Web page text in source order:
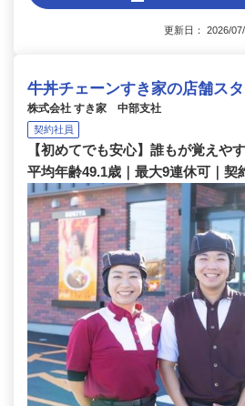
更新日： 2026/
牛丼チェーンすき家の店舗ス
株式会社 すき家 中部支社
契約社員
【初めてでも安心】誰もが覚えや
平均年齢49.1歳｜最大9連休可｜契